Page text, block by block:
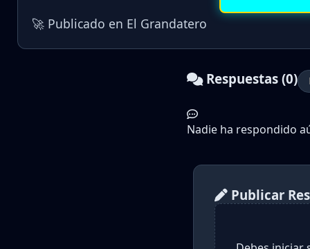
🚀 Publicado en El Grandatero
Respuestas (0)
Nadie ha respondido
Publicar